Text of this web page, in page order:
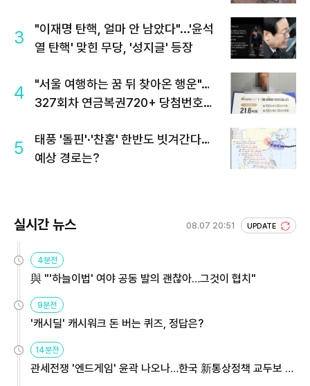
3
"이재명 탄핵, 얼마 안 남았다"...'윤석
열 탄핵' 맞힌 무당, '성지글' 등장
4
"서울 여행하는 꿈 뒤 찾아온 행운"…
327회차 연금복권720+ 당첨번호조
5
태풍 '돌핀'·'찬홈' 한반도 빗겨간다…
예상 경로는?
실시간 뉴스 08.07 20:51 UPDATE
4분전
與 "'하늘이법' 여야 공동 발의 괜찮아…그것이 협치"
9분전
'캐시딜' 캐시워크 돈 버는 퀴즈, 정답은?
14분전
관세전쟁 '엔드게임' 윤곽 나오나…한국 新통상정책 교두보 활